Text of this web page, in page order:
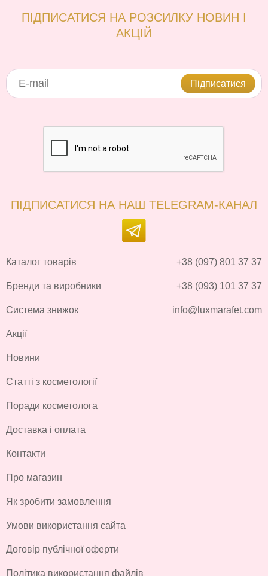
ПІДПИСАТИСЯ НА РОЗСИЛКУ НОВИН І
АКЦІЙ
Підписатися
ПІДПИСАТИСЯ НА НАШ TELEGRAM-КАНАЛ
Каталог товарів
Бренди та виробники
Система знижок
Акції
Новини
Статті з косметології
Поради косметолога
Доставка і оплата
Контакти
Про магазин
Як зробити замовлення
Умови використання сайта
Договір публічної оферти
Політика використання файлів
+38 (097) 801 37 37
+38 (093) 101 37 37
info@luxmarafet.com